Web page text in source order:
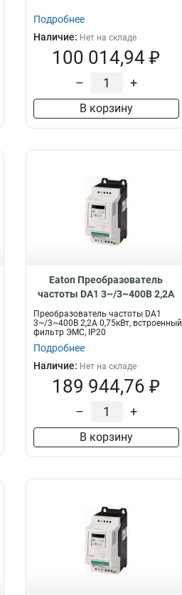
Подробнее
Наличие: Нет на складе
100 014,94 ₽
– +
В корзину
Eaton Преобразователь
частоты DA1 3~/3~400В 2,2A
0,75кВт, встроенный фильтр
ЭМС, IP20 DA1-342D2FB-A20C
Преобразователь частоты DA1
3~/3~400В 2,2A 0,75кВт, встроенный
фильтр ЭМС, IP20
Подробнее
Наличие: Нет на складе
189 944,76 ₽
– +
В корзину